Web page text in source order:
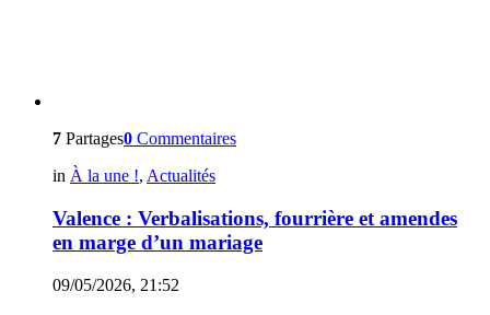
7 Partages0 Commentaires
in À la une !, Actualités
Valence : Verbalisations, fourrière et amendes
en marge d’un mariage
09/05/2026, 21:52